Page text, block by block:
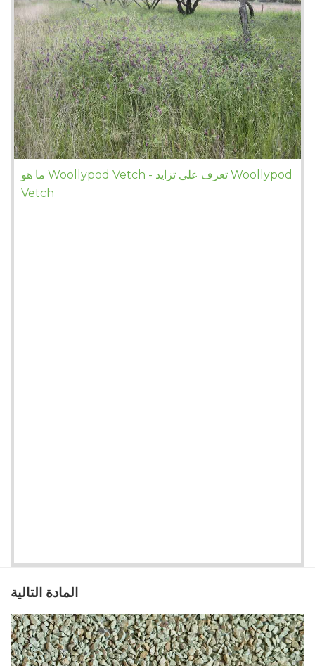
ما هو Woollypod Vetch - تعرف على تزايد Woollypod
Vetch
المادة التالية